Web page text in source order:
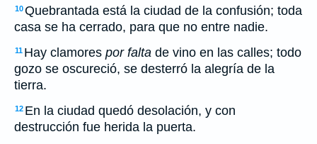
10Quebrantada está la ciudad de la confusión; toda
casa se ha cerrado, para que no entre nadie.
11 Hay clamores por falta de vino en las calles; todo
gozo se oscureció, se desterró la alegría de la
tierra.
12 En la ciudad quedó desolación, y con
destrucción fue herida la puerta.